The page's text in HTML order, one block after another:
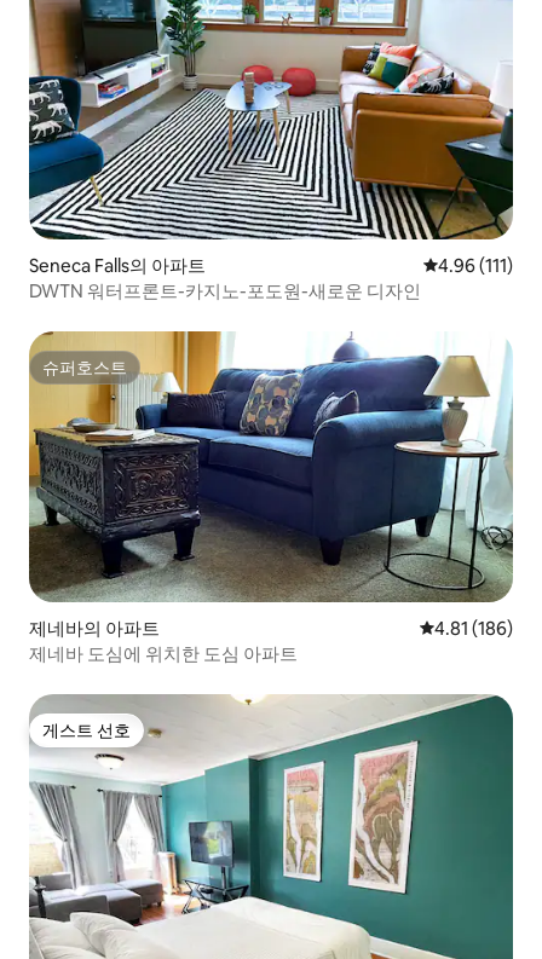
Seneca Falls의 아파트 평점 4.96점(5
4.96 (111)
DWTN 워터프론트-카지노-포도원-새로운 디자인
슈퍼호스트
슈퍼호스트
제네바의 아파트 평점 4.81점(5
4.81 (186)
제네바 도심에 위치한 도심 아파트
게스트 선호
게스트 선호